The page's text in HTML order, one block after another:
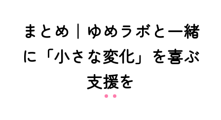
まとめ｜ゆめラボと一緒
に「小さな変化」を喜ぶ
支援を